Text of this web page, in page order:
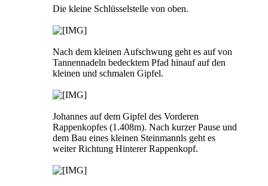
Die kleine Schlüsselstelle von oben.
Nach dem kleinen Aufschwung geht es auf von
Tannennadeln bedecktem Pfad hinauf auf den
kleinen und schmalen Gipfel.
Johannes auf dem Gipfel des Vorderen
Rappenkopfes (1.408m). Nach kurzer Pause und
dem Bau eines kleinen Steinmannls geht es
weiter Richtung Hinterer Rappenkopf.